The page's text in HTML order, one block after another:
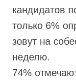
кандидатов
только 6%
зовут на
неделю.
74%